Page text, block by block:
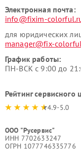
Электронная почта:
info@fixim-
для юридических
manager@fix-
График работы:
ПН-ВСК с 9:00 до
Рейтинг сервисного
4.9-5.0
ООО "Русервис"
ИНН 7702633247
ОГРН 1077746335776